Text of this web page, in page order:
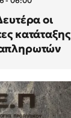
οι
κατάταξης